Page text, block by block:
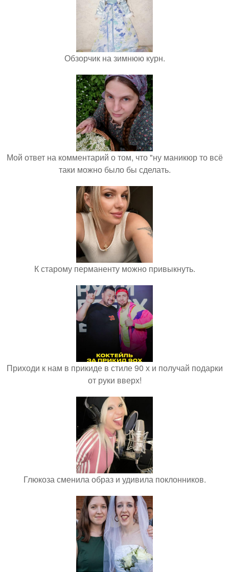
Обзорчик на зимнюю курн.
Мой ответ на комментарий о том, что "ну маникюр то всё
таки можно было бы сделать.
К старому перманенту можно привыкнуть.
Приходи к нам в прикиде в стиле 90 х и получай подарки
от руки вверх!
Глюкоза сменила образ и удивила поклонников.